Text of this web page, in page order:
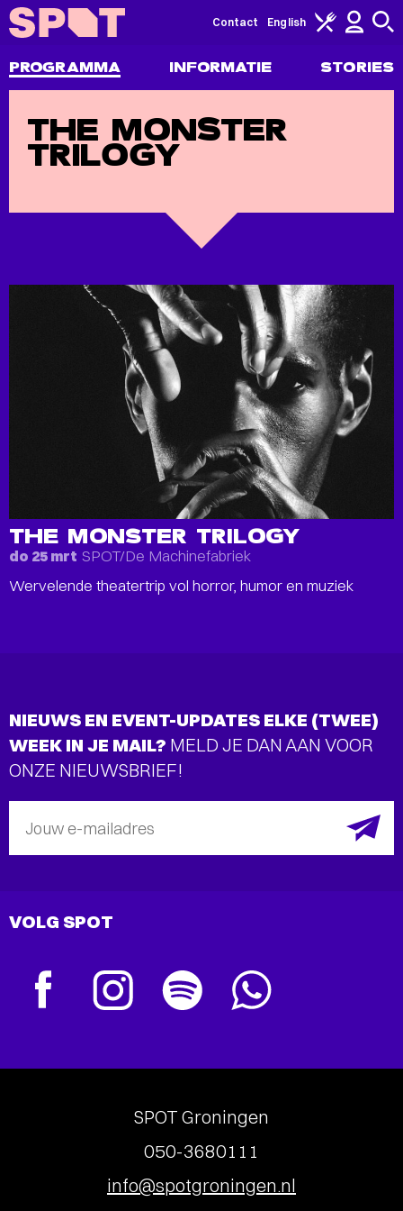
PROGRAMMA INFORMATIE STORIES
Contact English
THE MONSTER
TRILOGY
THE MONSTER TRILOGY
do 25 mrt SPOT/De Machinefabriek
Wervelende theatertrip vol horror, humor en muziek
NIEUWS EN EVENT-UPDATES ELKE (TWEE)
WEEK IN JE MAIL? MELD JE DAN AAN VOOR
ONZE NIEUWSBRIEF!
Jouw e-mailadres
VOLG SPOT
SPOT Groningen
050-3680111
info@spotgroningen.nl